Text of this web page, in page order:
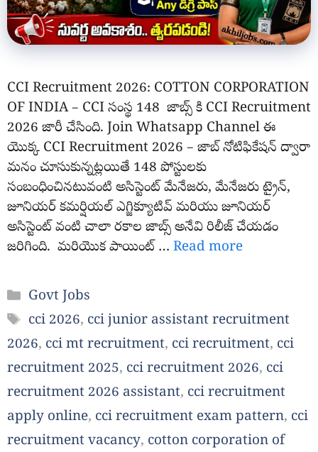
CCI Recruitment 2026: COTTON CORPORATION
OF INDIA – CCI సంస్థ 148 జాబ్స్ కి CCI Recruitment
2026 జారీ చేసింది. Join Whatsapp Channel ఈ
యొక్క CCI Recruitment 2026 – జాబ్ నోటిఫికేషన్ ద్వారా
మనం చూసుకున్నట్లయితే 148 పోస్టులకు
సంబంధించినటువంటి అసిస్టెంట్ మేనేజరు, మేనేజరు ట్రైన్,
జూనియర్ కమర్షియల్ ఎగ్జిక్యూటివ్ మరియు జూనియర్
అసిస్టెంట్ వంటి చాలా రకాల జాబ్స్ అనేవి రిలీజ్ చేయడం
జరిగింది. మరియొక పాయింట్ … Read more
Categories
Govt Jobs
Tags
cci 2026, cci junior assistant recruitment
2026, cci mt recruitment, cci recruitment, cci
recruitment 2025, cci recruitment 2026, cci
recruitment 2026 assistant, cci recruitment
apply online, cci recruitment exam pattern, cci
recruitment vacancy, cotton corporation of